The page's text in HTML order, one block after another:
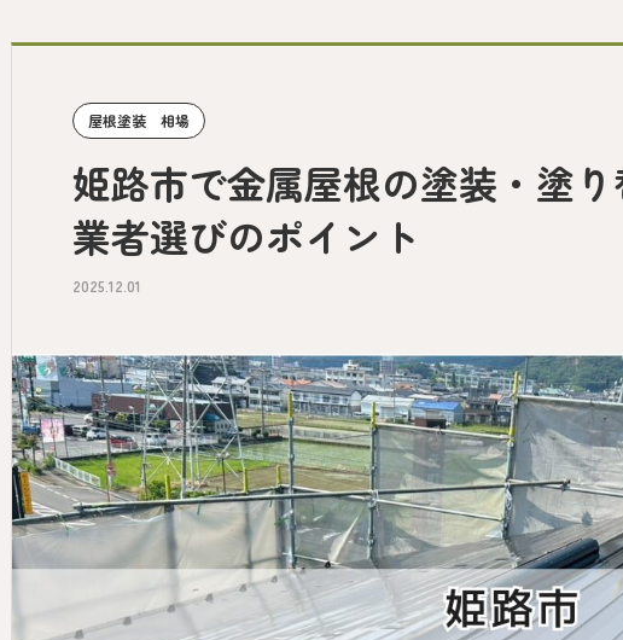
屋根塗装 相場
姫路市で金属屋根の塗装・塗
業者選びのポイント
2025.12.01